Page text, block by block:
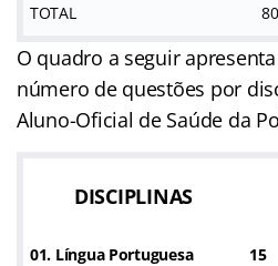
TOTAL 80
O quadro a seguir
número de questões por
Aluno-Oficial de Saúde da
DISCIPLINAS
01. Língua Portuguesa 15